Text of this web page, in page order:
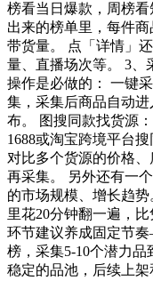
榜看当日爆款，周榜
出来的榜单里，每件商
带货量。 点「详情」
量、直播场次等。 3、
操作是必做的： 一键
集，采集后商品自动
布。 图搜同款找货源
1688或淘宝跨境平台
对比多个货源的价格
再采集。 另外还有一
的市场规模、增长趋
里花20分钟翻一遍，
环节建议养成固定节
榜，采集5-10个潜力品
稳定的品池，后续上